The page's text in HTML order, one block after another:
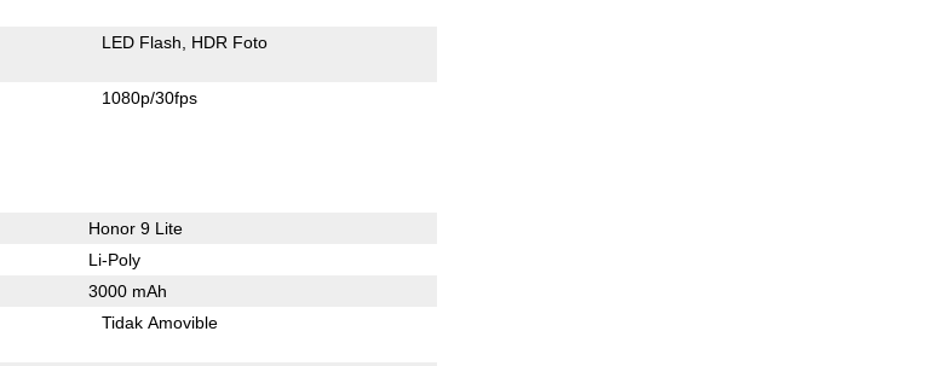
LED Flash HDR Foto
1080p/30fps
Honor 9 Lite
Li-Poly
3000 mAh
Tidak Amovible